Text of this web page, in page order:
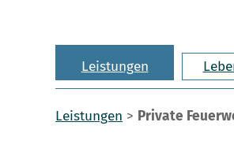
Leistungen
Leistungen > Private